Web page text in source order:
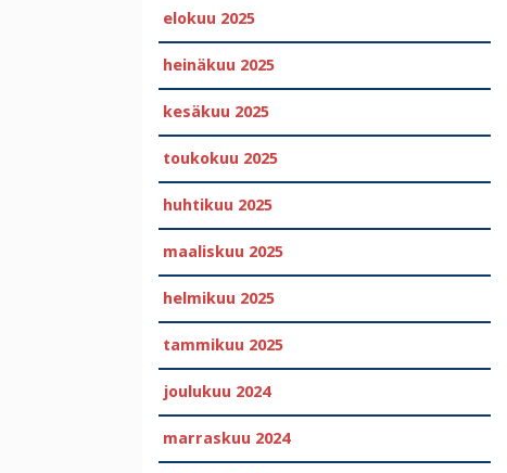
elokuu 2025
heinäkuu 2025
kesäkuu 2025
toukokuu 2025
huhtikuu 2025
maaliskuu 2025
helmikuu 2025
tammikuu 2025
joulukuu 2024
marraskuu 2024